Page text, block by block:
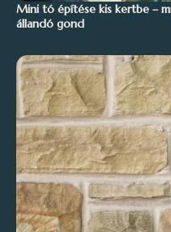
Mini tó építése kis kertbe –
állandó gond